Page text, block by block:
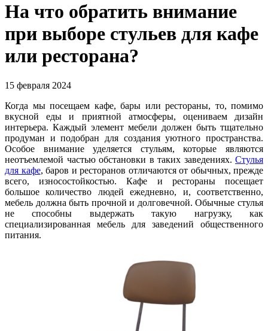
На что обратить внимание
при выборе стульев для кафе
или ресторана?
15 февраля 2024
Когда мы посещаем кафе, бары или рестораны, то, помимо
вкусной еды и приятной атмосферы, оцениваем дизайн
интерьера. Каждый элемент мебели должен быть тщательно
продуман и подобран для создания уютного пространства.
Особое внимание уделяется стульям, которые являются
неотъемлемой частью обстановки в таких заведениях. Стулья
для кафе, баров и ресторанов отличаются от обычных, прежде
всего, износостойкостью. Кафе и рестораны посещает
большое количество людей ежедневно, и, соответственно,
мебель должна быть прочной и долговечной. Обычные стулья
не способны выдержать такую нагрузку, как
специализированная мебель для заведений общественного
питания.